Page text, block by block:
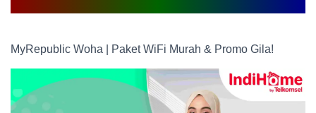
MyRepublic Woha | Paket WiFi Murah & Promo Gila!